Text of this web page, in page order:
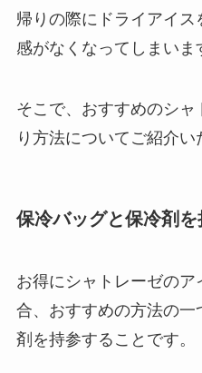
帰りの際にドライアイ
感がなくなってしまいま
そこで、おすすめのシ
り方法についてご紹介い
保冷バッグと保冷剤を
お得にシャトレーゼの
合、おすすめの方法の
剤を持参することです。